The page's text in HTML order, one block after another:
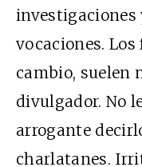
investigaciones
vocaciones.
cambio, suelen
divulgador. No
arrogante
charlatanes.